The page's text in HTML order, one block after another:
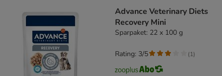
Advance Veterinary Diets
Recovery Mini
Sparpaket: 22 x 100 g
Rating: 3/5 (1)